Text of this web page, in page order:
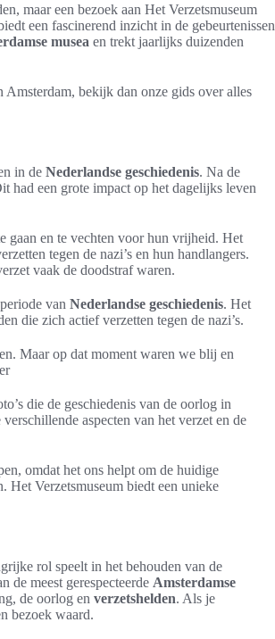
maar een bezoek aan Het Verzetsmuseum
een fascinerend inzicht in de gebeurtenissen
musea en trekt jaarlijks duizenden
bekijk dan onze gids over alles
in de Nederlandse geschiedenis. Na de
had een grote impact op het dagelijks leven
gaan en te vechten voor hun vrijheid. Het
tegen de nazi’s en hun handlangers.
vaak de doodstraf waren.
van Nederlandse geschiedenis. Het
die zich actief verzetten tegen de nazi’s.
Maar op dat moment waren we blij en
die de geschiedenis van de oorlog in
aspecten van het verzet en de
omdat het ons helpt om de huidige
Het Verzetsmuseum biedt een unieke
rol speelt in het behouden van de
de meest gerespecteerde Amsterdamse
de oorlog en verzetshelden. Als je
bezoek waard.